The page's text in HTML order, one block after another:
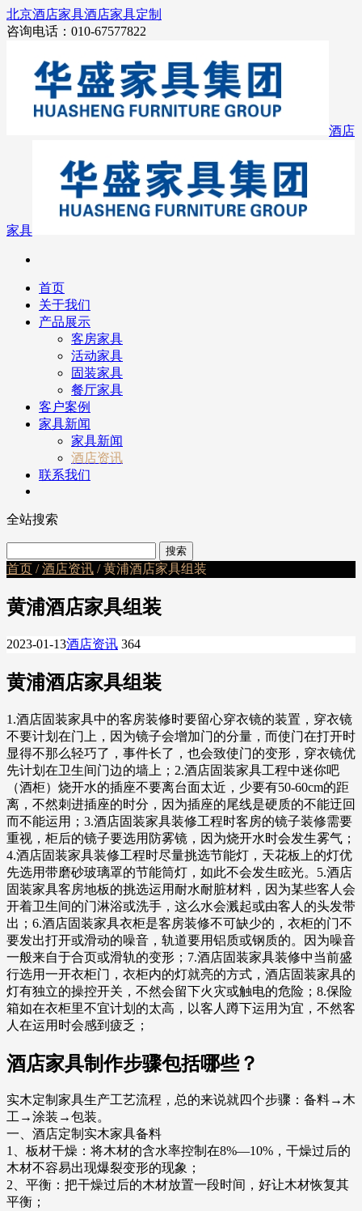
北京酒店家具酒店家具定制
咨询电话：010-67577822
酒店
家具
首页
关于我们
产品展示
客房家具
活动家具
固装家具
餐厅家具
客户案例
家具新闻
家具新闻
酒店资讯
联系我们
全站搜索
首页 /酒店资讯 / 黄浦酒店家具组装
黄浦酒店家具组装
2023-01-13酒店资讯 364
黄浦酒店家具组装
1.酒店固装家具中的客房装修时要留心穿衣镜的装置，穿衣镜
不要计划在门上，因为镜子会增加门的分量，而使门在打开时
显得不那么轻巧了，事件长了，也会致使门的变形，穿衣镜优
先计划在卫生间门边的墙上；2.酒店固装家具工程中迷你吧
（酒柜）烧开水的插座不要离台面太近，少要有50-60cm的距
离，不然刺进插座的时分，因为插座的尾线是硬质的不能迂回
而不能运用；3.酒店固装家具装修工程时客房的镜子装修需要
重视，柜后的镜子要选用防雾镜，因为烧开水时会发生雾气；
4.酒店固装家具装修工程时尽量挑选节能灯，天花板上的灯优
先选用带磨砂玻璃罩的节能筒灯，如此不会发生眩光。5.酒店
固装家具客房地板的挑选运用耐水耐脏材料，因为某些客人会
开着卫生间的门淋浴或洗手，这么水会溅起或由客人的头发带
出；6.酒店固装家具衣柜是客房装修不可缺少的，衣柜的门不
要发出打开或滑动的噪音，轨道要用铝质或钢质的。因为噪音
一般来自于合页或滑轨的变形；7.酒店固装家具装修中当前盛
行选用一开衣柜门，衣柜内的灯就亮的方式，酒店固装家具的
灯有独立的操控开关，不然会留下火灾或触电的危险；8.保险
箱如在衣柜里不宜计划的太高，以客人蹲下运用为宜，不然客
人在运用时会感到疲乏；
酒店家具制作步骤包括哪些？
实木定制家具生产工艺流程，总的来说就四个步骤：备料→木
工→涂装→包装。
一、酒店定制实木家具备料
1、板材干燥：将木材的含水率控制在8%—10%，干燥过后的
木材不容易出现爆裂变形的现象；
2、平衡：把干燥过后的木材放置一段时间，好让木材恢复其
平衡；